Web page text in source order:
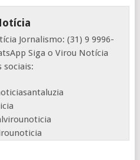
Jornalismo: (31) 9 9996-
Siga o Virou Notícia
sociais: